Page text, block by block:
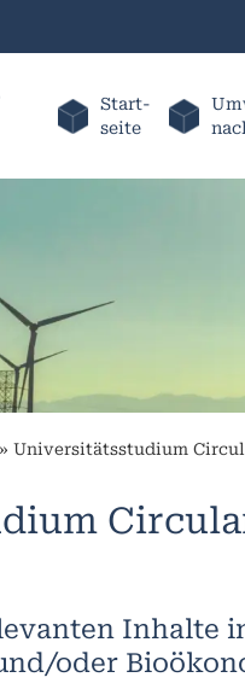
Start-
seite
» Universitätsstudium
Inhalte
oder